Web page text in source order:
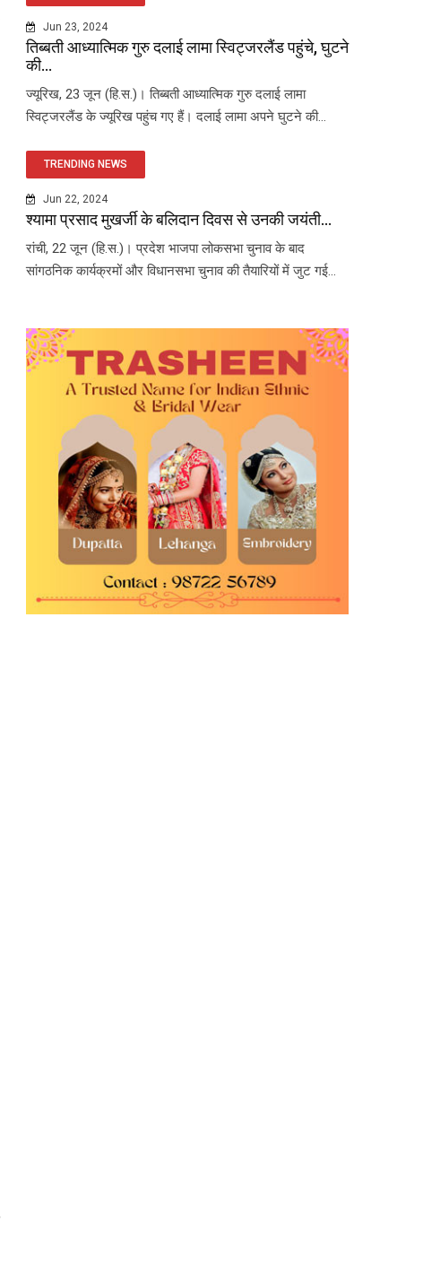
Jun 23, 2024
तिब्बती आध्यात्मिक गुरु दलाई लामा स्विट्जरलैंड पहुंचे, घुटने
की...
ज्यूरिख, 23 जून (हि.स.)। तिब्बती आध्यात्मिक गुरु दलाई लामा
स्विट्जरलैंड के ज्यूरिख पहुंच गए हैं। दलाई लामा अपने घुटने की...
TRENDING NEWS
Jun 22, 2024
श्यामा प्रसाद मुखर्जी के बलिदान दिवस से उनकी जयंती...
रांची, 22 जून (हि.स.)। प्रदेश भाजपा लोकसभा चुनाव के बाद
सांगठनिक कार्यक्रमों और विधानसभा चुनाव की तैयारियों में जुट गई...